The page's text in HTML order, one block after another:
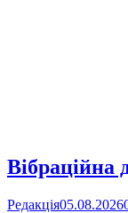
Вібраційна
Редакція05.08.2026